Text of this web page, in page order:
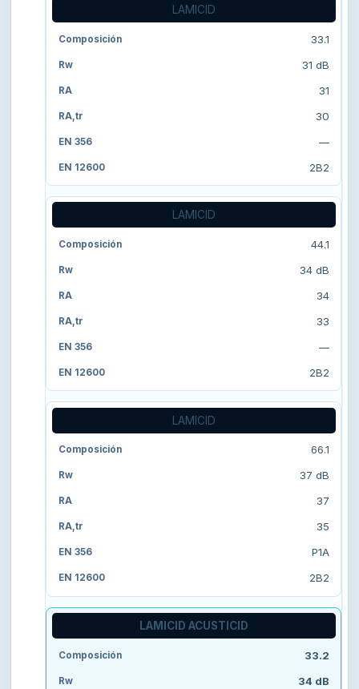
LAMICID
33.1
31 dB
31
30
—
2B2
LAMICID
44.1
34 dB
34
33
—
2B2
LAMICID
66.1
37 dB
37
35
P1A
2B2
LAMICID ACUSTICID
33.2
34 dB